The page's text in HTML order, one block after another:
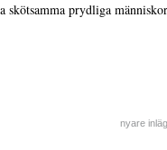
skötsamma prydliga
nyare